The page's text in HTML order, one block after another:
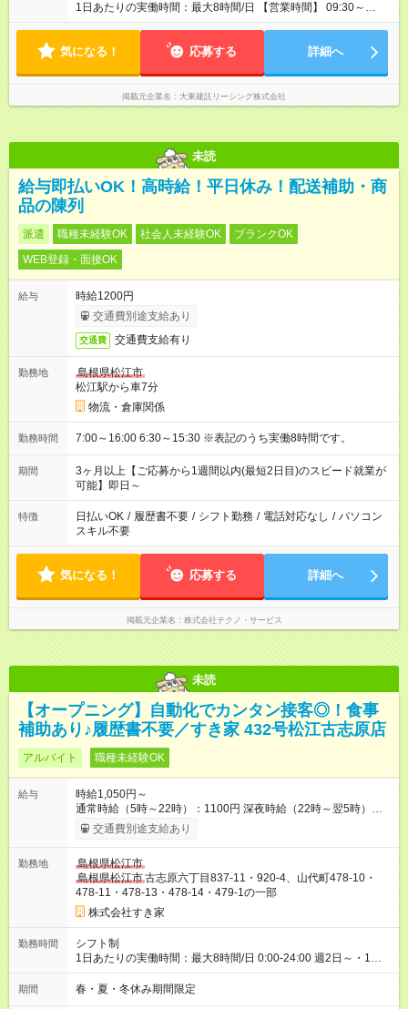
1日あたりの実働時間：最大8時間/日 【営業時間】 09:30～
18:30 ★上記時間内で1日5時間～勤務OK ＼ライフスタイルに合
軽にご相談ください！ ◆1か月ごとのシフト提出制 ◆業務特性お
ます。
気になる！ 応募する 詳細へ
掲載元企業名 大東建託リーシング株式会社
未読
給与即払いOK！高時給！平日休み！配送補助・商
品の陳列
派遣 職種未経験OK 社会人未経験OK
ブランクOK
WEB登録・面接OK
給与
時給1200円
交通費別途支給あり
交通費 交通費支給有り
勤務地
島根県松江市
松江駅から車7分
物流・倉庫関係
勤務時間 7:00～16:00 6:30～15:30 ※表記のうち実働8時間です。
期間
3ヶ月以上【ご応募から1週間以内(最短2日目)のスピード就業が
可能】即日～
特徴 日払いOK / 履歴書不要 / シフト勤務 / 電話対応なし / パソコン
スキル不要
気になる！ 応募する 詳細へ
掲載元企業名 株式会社テクノ・サービス
未読
【オープニング】自動化でカンタン接客◎！食事
補助あり♪履歴書不要／すき家 432号松江古志原店
アルバイト 職種未経験OK
給与
時給1,050円～
通常時給（5時～22時）：1100円 深夜時給（22時～翌5時）：
1375円 高校生時給：1050円 【オープン手当】時給＋100円 └
オープン手当て込み通常時給（5時～22時）：1200円 └オー
ン手当て込み高校生時給：1150円 【オープン手当期間】
2026/10/01~2026/12/31 【特別手当】早朝手当（5：00-9：
00）時給+150円 【試用期間】試用期間あり 試用期間の長さ：1
ヶ月 雇用形態、給与は本採用時と同じです。 試用期間の実態は
30日（※条件変更なし）ですが、切り上げで一ヶ月とさせてい
ただきます。 研修制度あり：15時間(研修中も同時給）
交通費別途支給あり
勤務地
島根県松江市
島根県松江市古志原六丁目837-11・920-4、山代町478-10・
478-11・478-13・478-14・479-1の一部
株式会社すき家
勤務時間
シフト制
1日あたりの実働時間：最大8時間/日 0:00-24:00 週2日～・1日
2h～OK ＜シフト例＞ 〇朝帯 5:00-9:00 〇昼帯 9:00-14:00 〇午
後帯 14:00-18:00 〇夜帯 18:00-22:00 〇深夜帯 22:00-翌5:00 基
期間 春・夏・冬休み期間限定